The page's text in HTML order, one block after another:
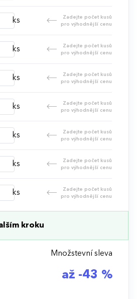
ks
Zadejte počet kusů
pro výhodnější cenu
ks
Zadejte počet kusů
pro výhodnější cenu
ks
Zadejte počet kusů
pro výhodnější cenu
ks
Zadejte počet kusů
pro výhodnější cenu
ks
Zadejte počet kusů
pro výhodnější cenu
ks
Zadejte počet kusů
pro výhodnější cenu
ks
Zadejte počet kusů
pro výhodnější cenu
kroku
Množstevní sleva
až -43 %